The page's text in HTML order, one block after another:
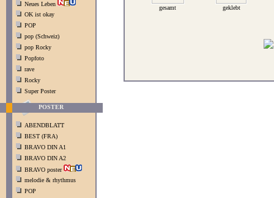
Neues Leben
OK ist okay
POP
pop (Schweiz)
pop Rocky
Popfoto
rave
Rocky
Super Poster
POSTER
ABENDBLATT
BEST (FRA)
BRAVO DIN A1
BRAVO DIN A2
BRAVO poster
melodie & rhythmus
POP
gesamt geklebt